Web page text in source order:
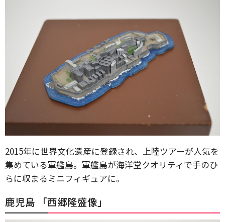
2015年に世界文化遺産に登録され、上陸ツアーが人気を
集めている軍艦島。軍艦島が海洋堂クオリティで手のひ
らに収まるミニフィギュアに。
鹿児島 「西郷隆盛像」